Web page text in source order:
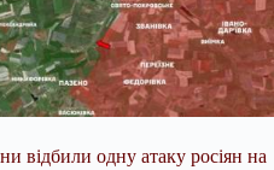
відбили одну атаку росіян на